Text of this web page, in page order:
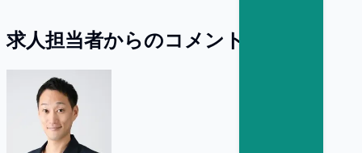
求人担当者からのコメント